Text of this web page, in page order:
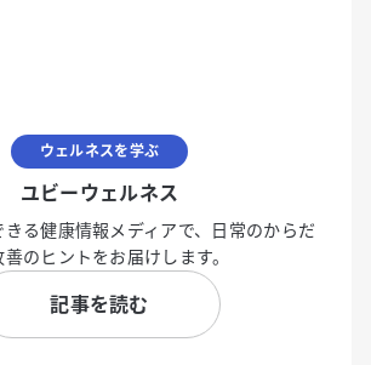
ウェルネスを学ぶ
ユビーウェルネス
る健康情報メディアで、日常のからだ
のヒントをお届けします。
記事を読む